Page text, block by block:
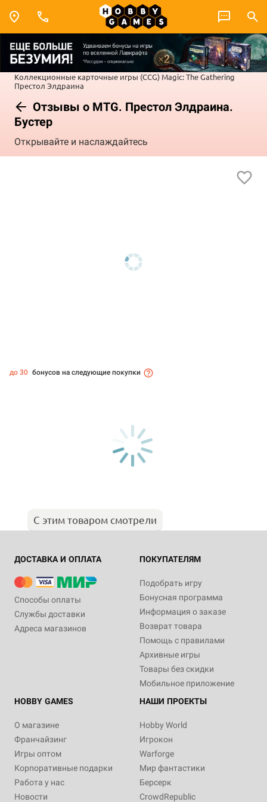
Коллекционные карточные игры (CCG) Magic: The Gathering
Престол Элдраина
Отзывы о MTG. Престол Элдраина.
Бустер
Открывайте и наслаждайтесь
до 30 бонусов на следующие покупки
С этим товаром смотрели
ДОСТАВКА И ОПЛАТА
Способы оплаты
Службы доставки
Адреса магазинов
ПОКУПАТЕЛЯМ
Подобрать игру
Бонусная программа
Информация о заказе
Возврат товара
Помощь с правилами
Архивные игры
Товары без скидки
Мобильное приложение
HOBBY GAMES
О магазине
Франчайзинг
Игры оптом
Корпоративные подарки
Работа у нас
Новости
НАШИ ПРОЕКТЫ
Hobby World
Игрокон
Warforge
Мир фантастики
Берсерк
CrowdRepublic